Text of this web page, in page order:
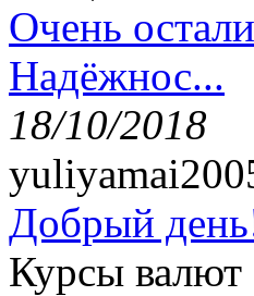
Очень
Надёжнос...
18/10/2018
Добрый
Курсы валют